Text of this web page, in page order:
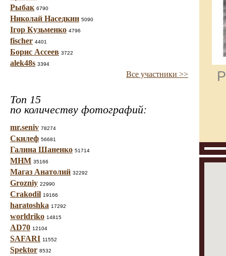
Рыбак 6790
Николай Наседкин 5090
Ігор Кузьменко 4796
fischer 4401
Борис Ассеев 3722
alek48s 3394
Все участники >>
Топ 15
по количеству фотографий:
mr.seniv 78274
Скилеф 56681
Галина Шаненко 51714
МНМ 35166
Магаз Анатолий 32292
Grozniy 22990
Crakodil 19166
haratoshka 17292
worldriko 14815
AD70 12104
SAFARI 11552
Spektor 8532